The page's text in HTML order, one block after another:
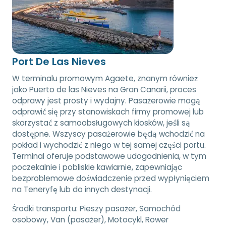
Port De Las Nieves
W terminalu promowym Agaete, znanym również
jako Puerto de las Nieves na Gran Canarii, proces
odprawy jest prosty i wydajny. Pasażerowie mogą
odprawić się przy stanowiskach firmy promowej lub
skorzystać z samoobsługowych kiosków, jeśli są
dostępne. Wszyscy pasażerowie będą wchodzić na
pokład i wychodzić z niego w tej samej części portu.
Terminal oferuje podstawowe udogodnienia, w tym
poczekalnie i pobliskie kawiarnie, zapewniając
bezproblemowe doświadczenie przed wypłynięciem
na Teneryfę lub do innych destynacji.
Środki transportu: Pieszy pasażer, Samochód
osobowy, Van (pasażer), Motocykl, Rower